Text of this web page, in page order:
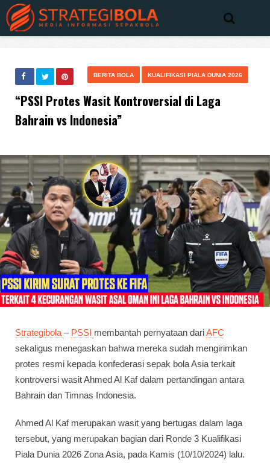
BERITA BOLA KUALIFIKASI PIALA DUNIA 2026
“PSSI Protes Wasit Kontroversial di Laga
Bahrain vs Indonesia”
Strategibola – PSSI membantah pernyataan dariAFC
sekaligus menegaskan bahwa mereka sudah mengirimkan
protes resmi kepada konfederasi sepak bola Asia terkait
kontroversi wasit Ahmed Al Kaf dalam pertandingan antara
Bahrain dan Timnas Indonesia.
Ahmed Al Kaf merupakan wasit yang bertugas dalam laga
tersebut, yang merupakan bagian dari Ronde 3 Kualifikasi
Piala Dunia 2026 Zona Asia, pada Kamis (10/10/2024) lalu.